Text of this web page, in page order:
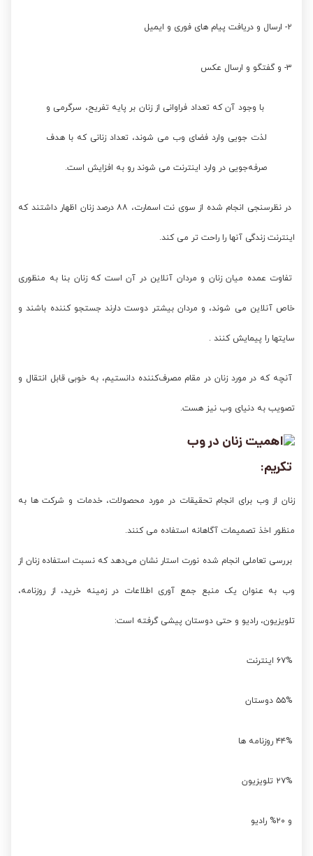
با وجود آن که تعداد فراوانی از زنان بر پایه تفریح، سرگرمی و
لذت جویی وارد فضای وب می شوند، تعداد زنانی که با هدف
صرفه‌جویی در وارد اینترنت می شوند رو به افزایش است.
در نظرسنجی انجام شده از سوی نت اسمارت، ۸۸ درصد زنان اظهار داشتند که
اینترنت زندگی آنها را راحت تر می کند.
تفاوت عمده میان زنان و مردان آنلاین در آن است که زنان بنا به منظوری
خاص آنلاین می شوند، و مردان بیشتر دوست دارند جستجو کننده باشند و
سایتها را پیمایش کنند .
آنچه که در مورد زنان در مقام مصرف‌کننده دانستیم، به خوبی قابل انتقال و
تصویب به دنیای وب نیز هست.
تکریم:
زنان از وب برای انجام تحقیقات در مورد محصولات، خدمات و شرکت ها به
منظور اخذ تصمیمات آگاهانه استفاده می کنند.
بررسی تعاملی انجام شده نورت استار نشان می‌دهد که نسبت استفاده زنان از
وب به عنوان یک منبع جمع آوری اطلاعات در زمینه خرید، از روزنامه،
تلویزیون، رادیو و حتی دوستان پیشی گرفته است:
و ۲۰% رادیو